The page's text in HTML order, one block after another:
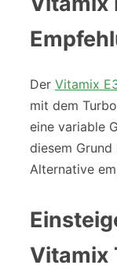
Der Vitamix
mit dem
eine variable
diesem
Alternative
Vitamix